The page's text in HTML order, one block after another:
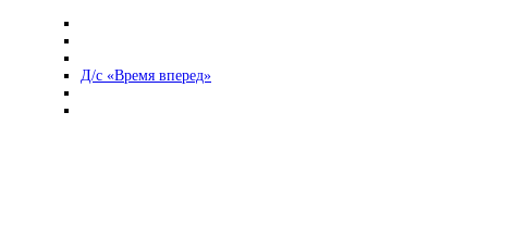
Д/с «Время вперед»